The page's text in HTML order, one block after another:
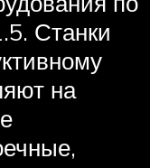
Станки
на